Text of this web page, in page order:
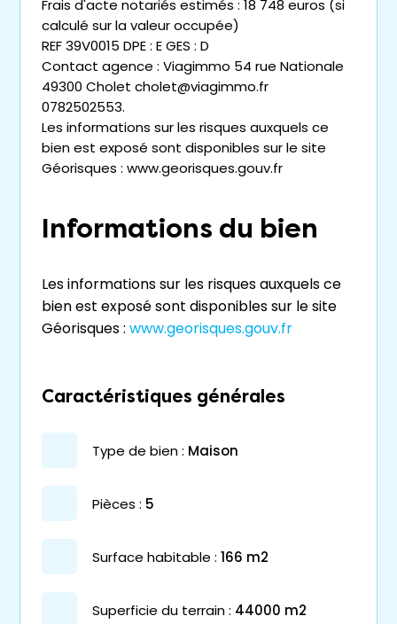
Frais d'acte notariés estimés : 18 748 euros (si
calculé sur la valeur occupée)
REF 39V0015 DPE : E GES : D
Contact agence : Viagimmo 54 rue Nationale
49300 Cholet cholet@viagimmo.fr
0782502553.
Les informations sur les risques auxquels ce
bien est exposé sont disponibles sur le site
Géorisques : www.georisques.gouv.fr
Informations du bien
Les informations sur les risques auxquels ce
bien est exposé sont disponibles sur le site
Géorisques : www.georisques.gouv.fr
Caractéristiques générales
type de bien : maison
pièces : 5
surface habitable : 166 m2
superficie du terrain : 44000 m2